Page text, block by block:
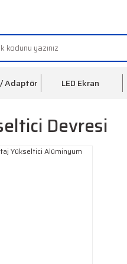
Adaptör LED Ekran
Devresi